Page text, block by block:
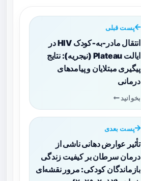
پست قبلی
انتقال مادر‑به‑کودک HIV در
ایالت Plateau (نیجریه): نتایج
پیگیری مبتلایان و پیامدهای
درمانی
بخوانید
پست بعدی
تأثیر عوارض دهانی ناشی از
درمان سرطان بر کیفیت زندگی
بازماندگان کودکی: مرور نقشه‌ای